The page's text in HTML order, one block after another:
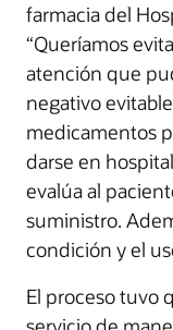
farmacia del
“Queríamos
atención que
negativo
medicamentos
darse en
evalúa al
suministro.
condición y el
El proceso tuvo